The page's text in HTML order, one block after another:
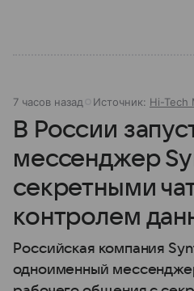
7 часов назад Источник: Hi-Tech
В России
мессенджер
секретными
контролем
Российская компания
одноименный